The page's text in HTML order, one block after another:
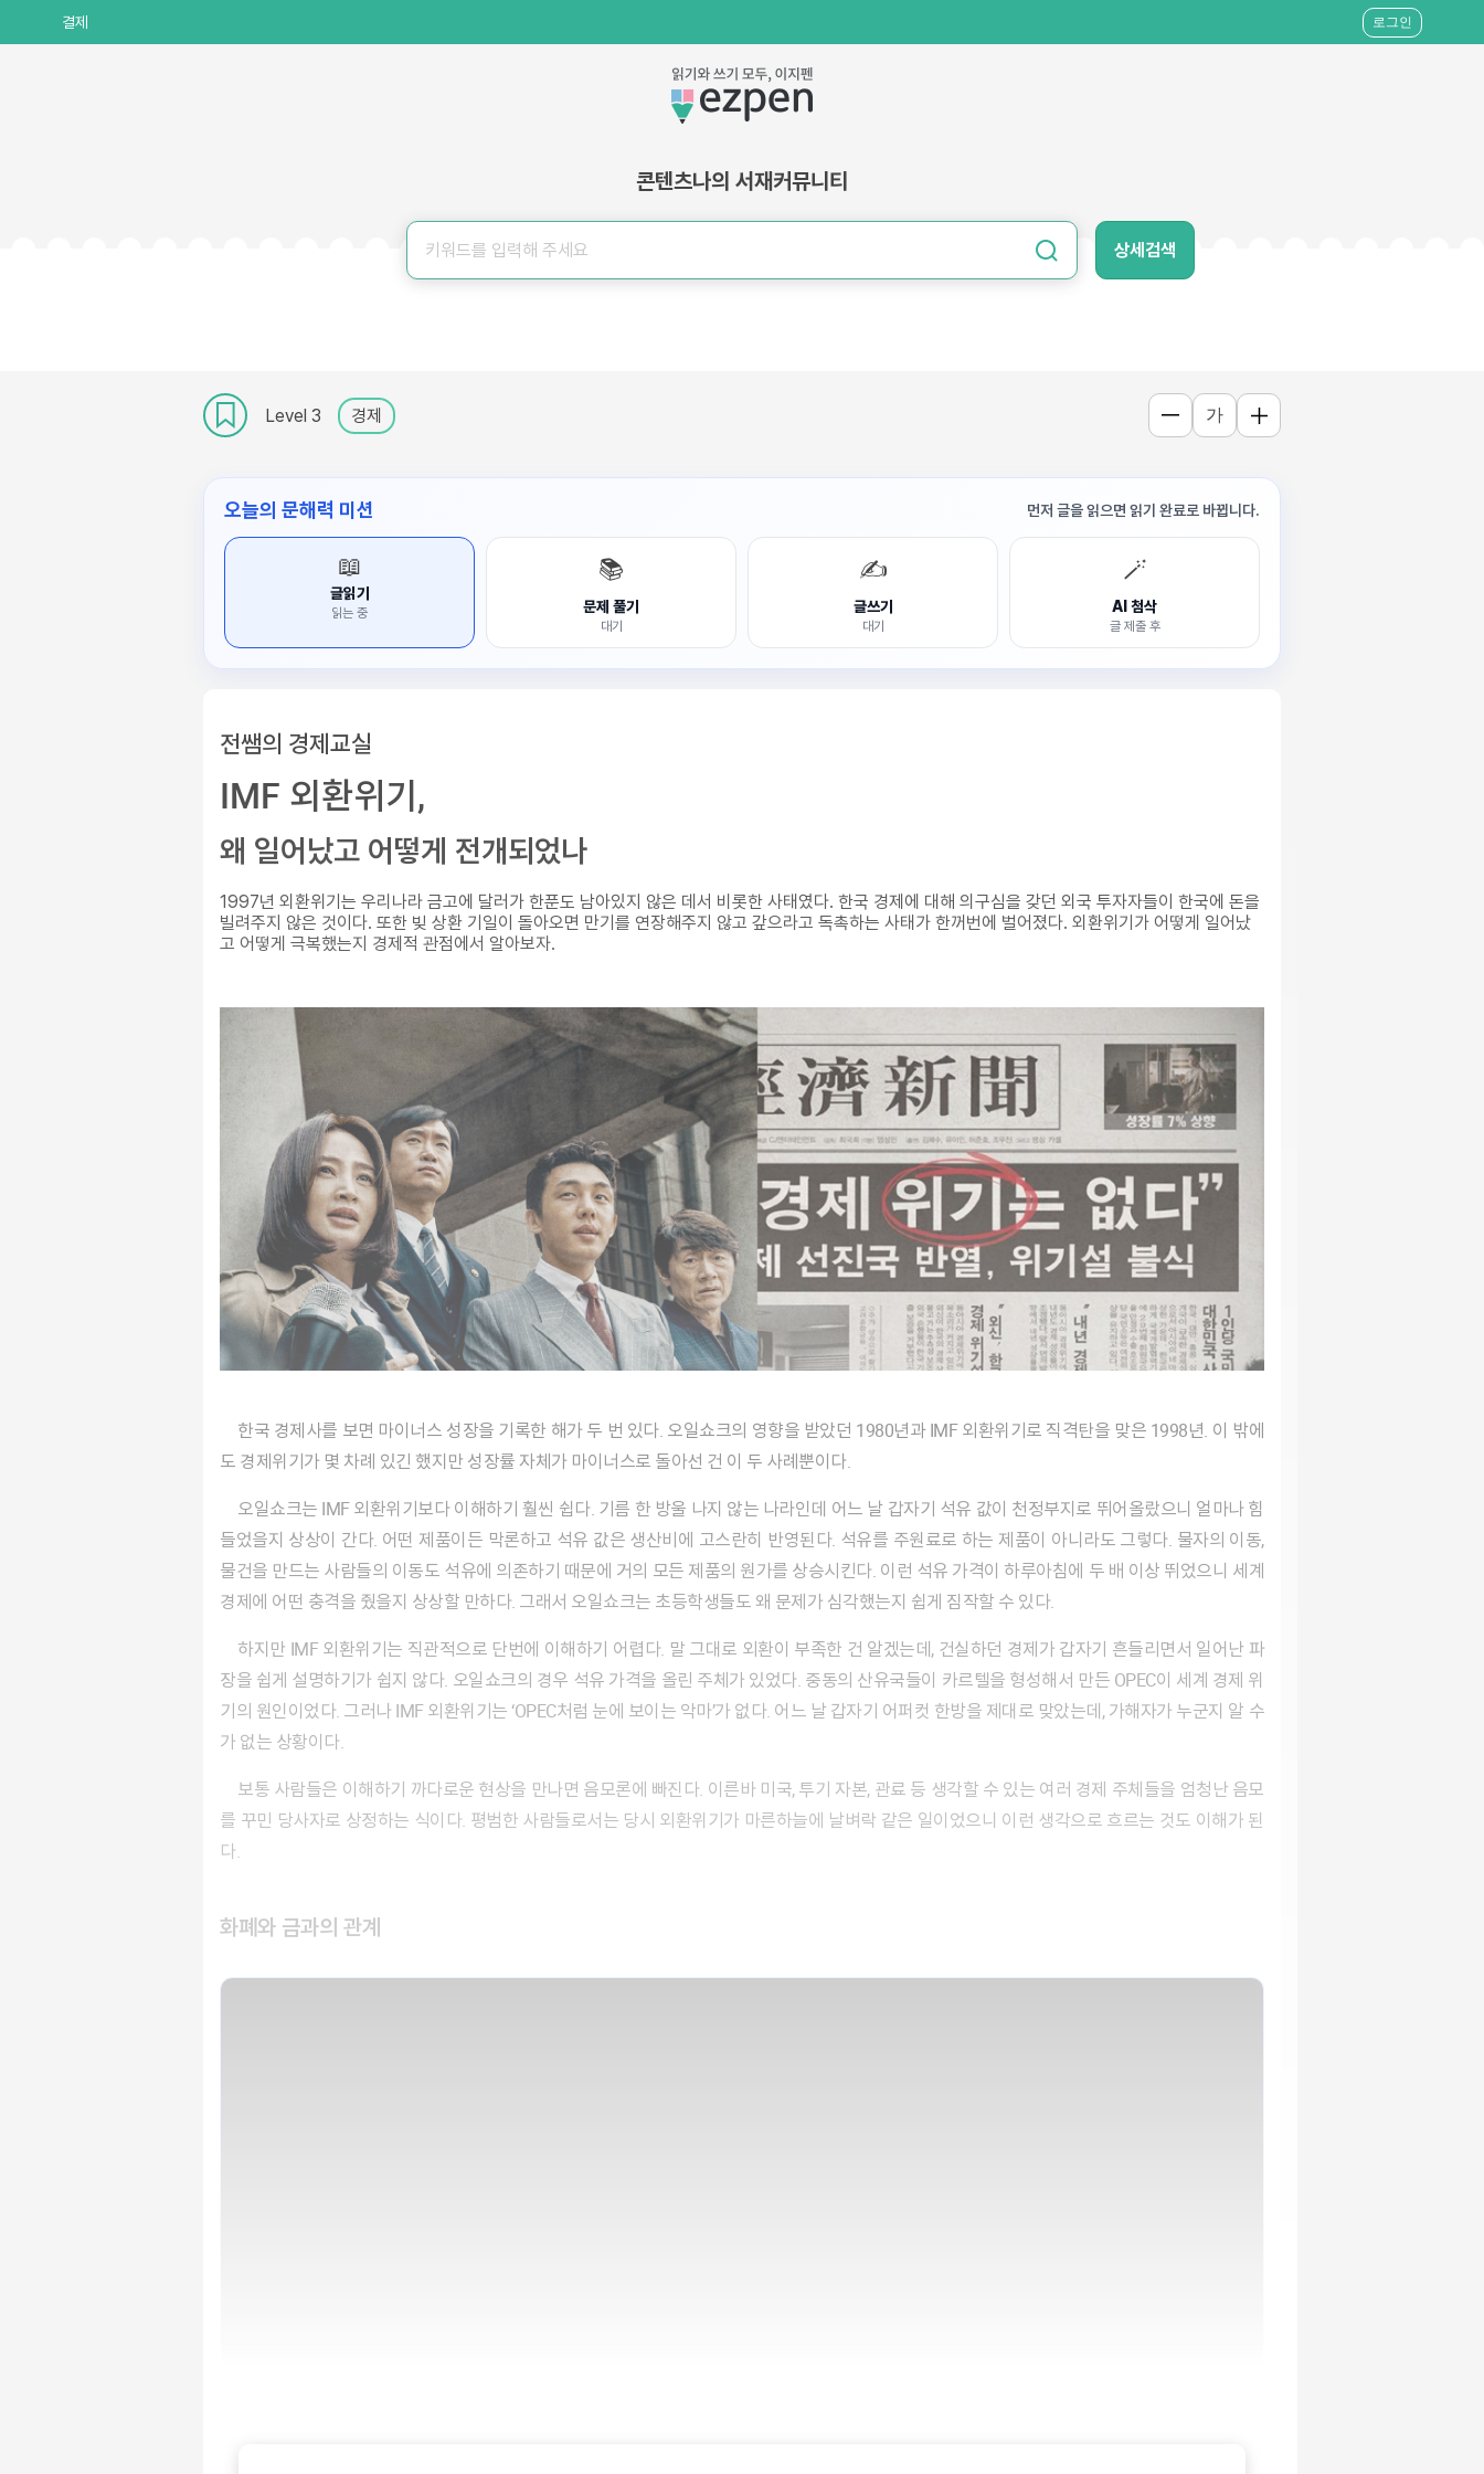
결제 로그인
콘텐츠나의 서재커뮤니티
상세검색
Level 3 경제 가
오늘의 문해력 미션 먼저 글을 읽으면 읽기 완료로 바뀝니다.
📖
글읽기
읽는 중
📚
문제 풀기
대기
✍️
글쓰기
대기
🪄
AI 첨삭
글 제출 후
전쌤의 경제교실
IMF 외환위기,
왜 일어났고 어떻게 전개되었나
1997년 외환위기는 우리나라 금고에 달러가 한푼도 남아있지 않은 데서 비롯한 사태였다. 한국 경제에 대해 의구심을 갖던 외국 투자자들이 한국에 돈을
빌려주지 않은 것이다. 또한 빚 상환 기일이 돌아오면 만기를 연장해주지 않고 갚으라고 독촉하는 사태가 한꺼번에 벌어졌다. 외환위기가 어떻게 일어났
고 어떻게 극복했는지 경제적 관점에서 알아보자.
한국 경제사를 보면 마이너스 성장을 기록한 해가 두 번 있다. 오일쇼크의 영향을 받았던 1980년과 IMF 외환위기로 직격탄을 맞은 1998년. 이 밖에
도 경제위기가 몇 차례 있긴 했지만 성장률 자체가 마이너스로 돌아선 건 이 두 사례뿐이다.
오일쇼크는 IMF 외환위기보다 이해하기 훨씬 쉽다. 기름 한 방울 나지 않는 나라인데 어느 날 갑자기 석유 값이 천정부지로 뛰어올랐으니 얼마나 힘
들었을지 상상이 간다. 어떤 제품이든 막론하고 석유 값은 생산비에 고스란히 반영된다. 석유를 주원료로 하는 제품이 아니라도 그렇다. 물자의 이동,
물건을 만드는 사람들의 이동도 석유에 의존하기 때문에 거의 모든 제품의 원가를 상승시킨다. 이런 석유 가격이 하루아침에 두 배 이상 뛰었으니 세계
경제에 어떤 충격을 줬을지 상상할 만하다. 그래서 오일쇼크는 초등학생들도 왜 문제가 심각했는지 쉽게 짐작할 수 있다.
하지만 IMF 외환위기는 직관적으로 단번에 이해하기 어렵다. 말 그대로 외환이 부족한 건 알겠는데, 건실하던 경제가 갑자기 흔들리면서 일어난 파
장을 쉽게 설명하기가 쉽지 않다. 오일쇼크의 경우 석유 가격을 올린 주체가 있었다. 중동의 산유국들이 카르텔을 형성해서 만든 OPEC이 세계 경제 위
기의 원인이었다. 그러나 IMF 외환위기는 ‘OPEC처럼 눈에 보이는 악마’가 없다. 어느 날 갑자기 어퍼컷 한방을 제대로 맞았는데, 가해자가 누군지 알 수
가 없는 상황이다.
보통 사람들은 이해하기 까다로운 현상을 만나면 음모론에 빠진다. 이른바 미국, 투기 자본, 관료 등 생각할 수 있는 여러 경제 주체들을 엄청난 음모
를 꾸민 당사자로 상정하는 식이다. 평범한 사람들로서는 당시 외환위기가 마른하늘에 날벼락 같은 일이었으니 이런 생각으로 흐르는 것도 이해가 된
다.
화폐와 금과의 관계